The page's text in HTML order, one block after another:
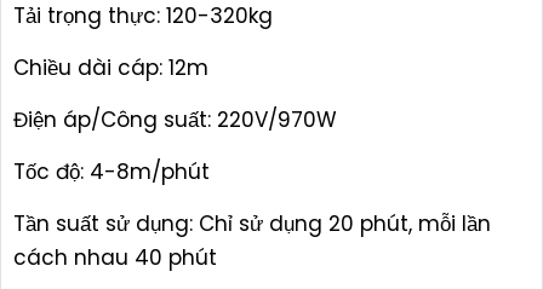
Tải trọng thực: 120-320kg
Chiều dài cáp: 12m
Điện áp/Công suất: 220V/970W
Tốc độ: 4-8m/phút
Tần suất sử dụng: Chỉ sử dụng 20 phút, mỗi lần
cách nhau 40 phút